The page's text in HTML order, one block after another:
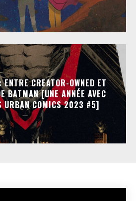
CREATOR-OWNED ET
BATMAN [UNE ANNÉE AVEC
URBAN COMICS 2023 #5]